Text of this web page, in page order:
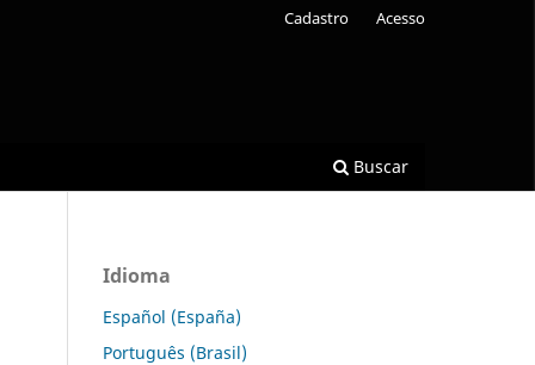
Buscar
Cadastro Acesso
Idioma
Español (España)
Português (Brasil)